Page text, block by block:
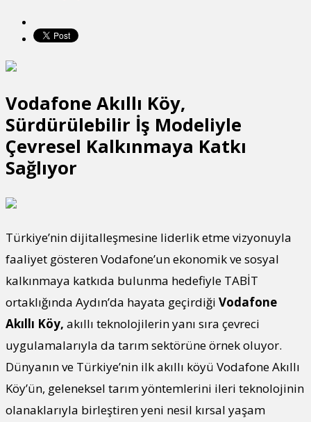
Vodafone Akıllı Köy,
Sürdürülebilir İş Modeliyle
Çevresel Kalkınmaya Katkı
Sağlıyor
Türkiye’nin dijitalleşmesine liderlik etme vizyonuyla
faaliyet gösteren Vodafone’un ekonomik ve sosyal
kalkınmaya katkıda bulunma hedefiyle TABİT
ortaklığında Aydın’da hayata geçirdiği Vodafone
Akıllı Köy, akıllı teknolojilerin yanı sıra çevreci
uygulamalarıyla da tarım sektörüne örnek oluyor.
Dünyanın ve Türkiye’nin ilk akıllı köyü Vodafone Akıllı
Köy’ün, geleneksel tarım yöntemlerini ileri teknolojinin
olanaklarıyla birleştiren yeni nesil kırsal yaşam